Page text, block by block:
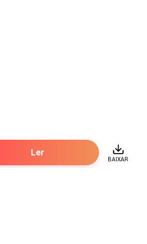
uma lâmina rasgando algo dentro de
Ler
BAIXAR